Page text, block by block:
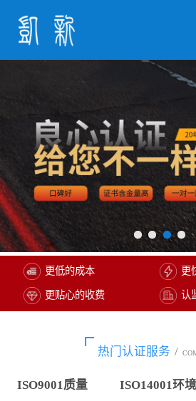
更低的成本 更
更贴心的收费 认
热门认证服务 /
ISO9001质量 ISO14001环境